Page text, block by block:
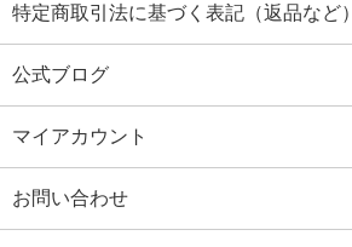
特定商取引法に基づく表記（返品など）
公式ブログ
マイアカウント
お問い合わせ